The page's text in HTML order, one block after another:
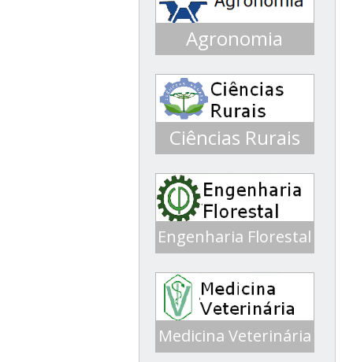
Agronomia
Conceito 3 ENADE 2016
Conceito 5 ENADE 2013
Ciências Rurais
Engenharia Florestal
Conceito 4 ENADE 2017
Medicina Veterinária